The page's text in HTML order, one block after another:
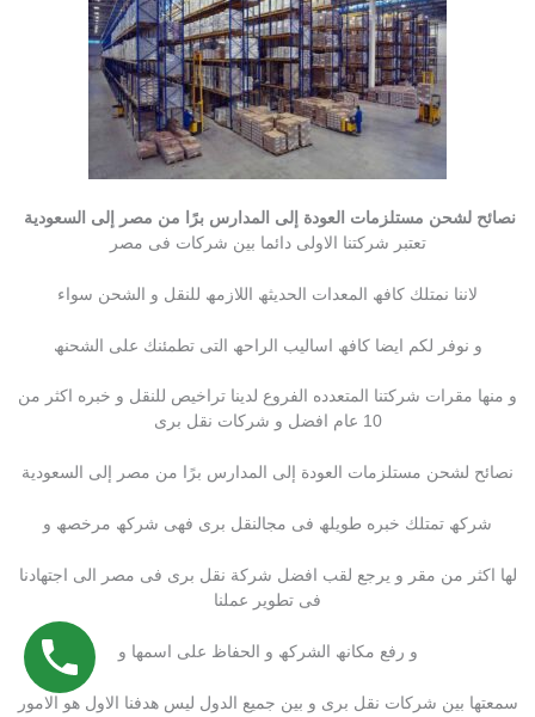
نصائح لشحن مستلزمات العودة إلى المدارس برًا من مصر إلى السعودية
تعتبر شركتنا الاولى دائما بین شركات فى مصر
لاننا نمتلك كافھ المعدات الحدیثھ اللازمھ للنقل و الشحن سواء
و نوفر لكم ایضا كافھ اسالیب الراحھ التى تطمئنك على الشحنھ
و منھا مقرات شركتنا المتعدده الفروع لدینا تراخیص للنقل و خبره اكثر من
10 عام افضل و شركات نقل برى
نصائح لشحن مستلزمات العودة إلى المدارس برًا من مصر إلى السعودية
شركھ تمتلك خبره طویلھ فى مجالنقل برى فھى شركھ مرخصھ و
لھا اكثر من مقر و یرجع لقب افضل شركة نقل برى فى مصر الى اجتھادنا
فى تطویر عملنا
و رفع مكانھ الشركھ و الحفاظ على اسمھا و
سمعتھا بین شركات نقل برى و بین جمیع الدول لیس ھدفنا الاول ھو الامور